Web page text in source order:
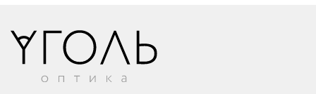
Стоимость указана за две линзы вместе с
изготовлением.